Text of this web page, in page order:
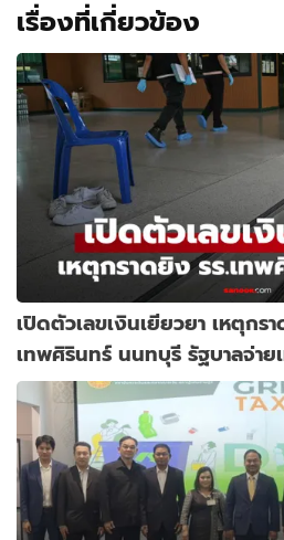
เรื่องที่เกี่ยวข้อง
เปิดตัวเลขเงินเยียวยา เหตุกร
เทพศิรินทร์ นนทบุรี รัฐบาลจ่ายเ